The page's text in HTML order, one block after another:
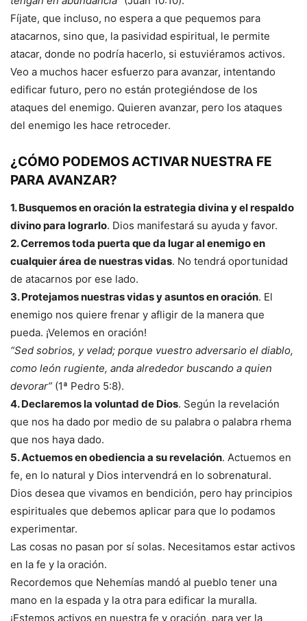
Fíjate, que incluso, no espera a que pequemos para
atacarnos, sino que, la pasividad espiritual, le permite
atacar, donde no podría hacerlo, si estuviéramos activos.
Veo a muchos hacer esfuerzo para avanzar, intentando
edificar futuro, pero no están protegiéndose de los
ataques del enemigo. Quieren avanzar, pero los ataques
del enemigo les hace retroceder.
¿CÓMO PODEMOS ACTIVAR NUESTRA FE
PARA AVANZAR?
1. Busquemos en oración la estrategia divina y el respaldo
divino para lograrlo. Dios manifestará su ayuda y favor.
2. Cerremos toda puerta que da lugar al enemigo en
cualquier área de nuestras vidas. No tendrá oportunidad
de atacarnos por ese lado.
3. Protejamos nuestras vidas y asuntos en oración. El
enemigo nos quiere frenar y afligir de la manera que
pueda. ¡Velemos en oración!
“Sed sobrios, y velad; porque vuestro adversario el diablo,
como león rugiente, anda alrededor buscando a quien
devorar” (1ª Pedro 5:8).
4. Declaremos la voluntad de Dios. Según la revelación
que nos ha dado por medio de su palabra o palabra rhema
que nos haya dado.
5. Actuemos en obediencia a su revelación. Actuemos en
fe, en lo natural y Dios intervendrá en lo sobrenatural.
Dios desea que vivamos en bendición, pero hay principios
espirituales que debemos aplicar para que lo podamos
experimentar.
Las cosas no pasan por sí solas. Necesitamos estar activos
en la fe y la oración.
Recordemos que Nehemías mandó al pueblo tener una
mano en la espada y la otra para edificar la muralla.
¡Estemos activos en nuestra fe y oración, para ver la